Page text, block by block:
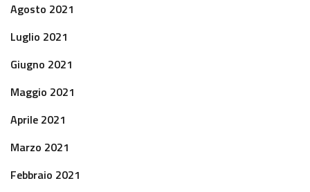
Agosto 2021
Luglio 2021
Giugno 2021
Maggio 2021
Aprile 2021
Marzo 2021
Febbraio 2021